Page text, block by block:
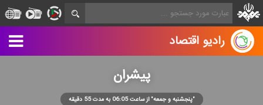
رادیو اقتصاد
پیشران
"پنجشنبه و جمعه" از ساعت 06:05 به مدت 55 دقیقه